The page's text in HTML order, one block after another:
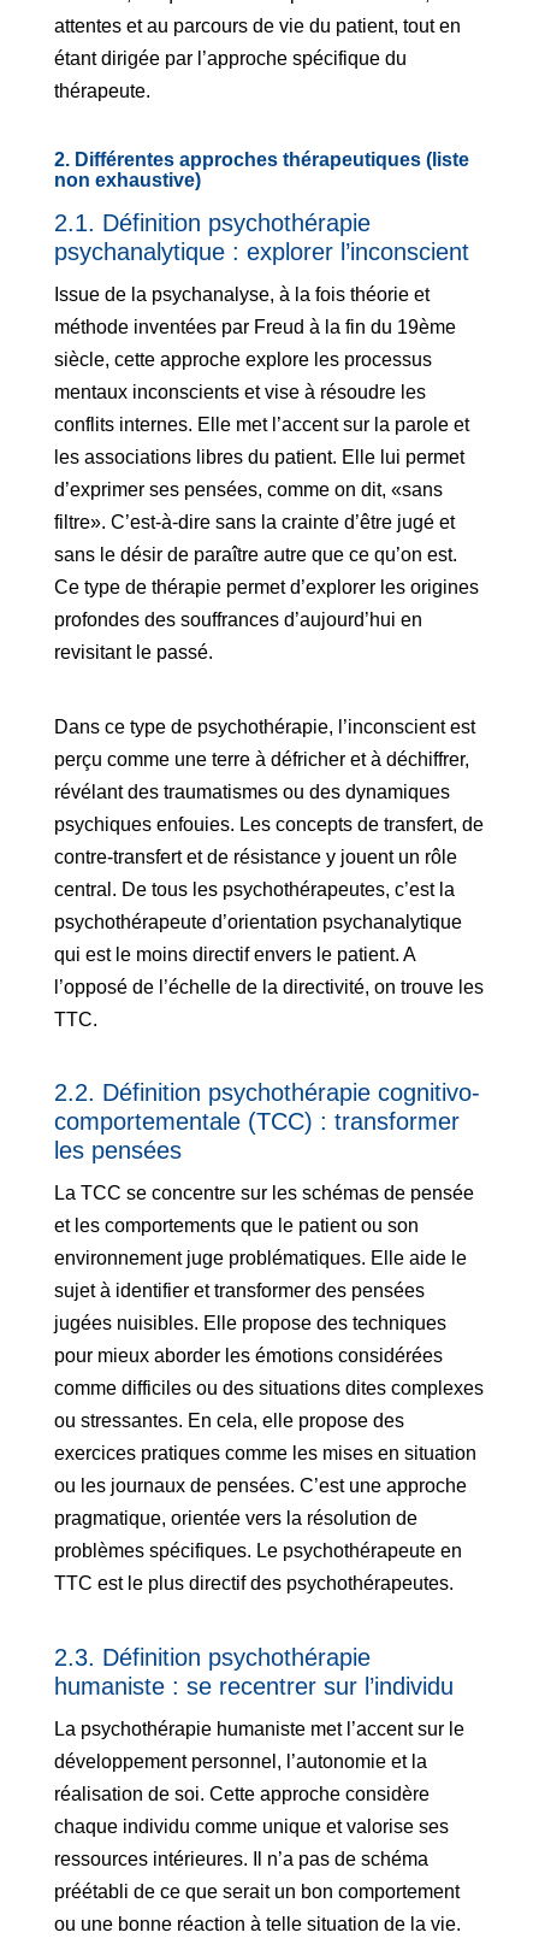
attentes et au parcours de vie du patient, tout en
étant dirigée par l’approche spécifique du
thérapeute.
2. Différentes approches thérapeutiques (liste
non exhaustive)
2.1. Définition psychothérapie
psychanalytique : explorer l’inconscient
Issue de la psychanalyse, à la fois théorie et
méthode inventées par Freud à la fin du 19ème
siècle, cette approche explore les processus
mentaux inconscients et vise à résoudre les
conflits internes. Elle met l’accent sur la parole et
les associations libres du patient. Elle lui permet
d’exprimer ses pensées, comme on dit, «sans
filtre». C’est-à-dire sans la crainte d’être jugé et
sans le désir de paraître autre que ce qu’on est.
Ce type de thérapie permet d’explorer les origines
profondes des souffrances d’aujourd’hui en
revisitant le passé.
Dans ce type de psychothérapie, l’inconscient est
perçu comme une terre à défricher et à déchiffrer,
révélant des traumatismes ou des dynamiques
psychiques enfouies. Les concepts de transfert, de
contre-transfert et de résistance y jouent un rôle
central. De tous les psychothérapeutes, c’est la
psychothérapeute d’orientation psychanalytique
qui est le moins directif envers le patient. A
l’opposé de l’échelle de la directivité, on trouve les
TTC.
2.2. Définition psychothérapie cognitivo-
comportementale (TCC) : transformer
les pensées
La TCC se concentre sur les schémas de pensée
et les comportements que le patient ou son
environnement juge problématiques. Elle aide le
sujet à identifier et transformer des pensées
jugées nuisibles. Elle propose des techniques
pour mieux aborder les émotions considérées
comme difficiles ou des situations dites complexes
ou stressantes. En cela, elle propose des
exercices pratiques comme les mises en situation
ou les journaux de pensées. C’est une approche
pragmatique, orientée vers la résolution de
problèmes spécifiques. Le psychothérapeute en
TTC est le plus directif des psychothérapeutes.
2.3. Définition psychothérapie
humaniste : se recentrer sur l’individu
La psychothérapie humaniste met l’accent sur le
développement personnel, l’autonomie et la
réalisation de soi. Cette approche considère
chaque individu comme unique et valorise ses
ressources intérieures. Il n’a pas de schéma
préétabli de ce que serait un bon comportement
ou une bonne réaction à telle situation de la vie.